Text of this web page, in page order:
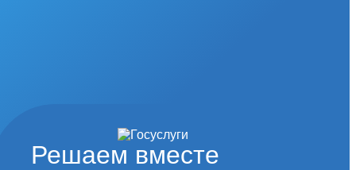
Решаем вместе